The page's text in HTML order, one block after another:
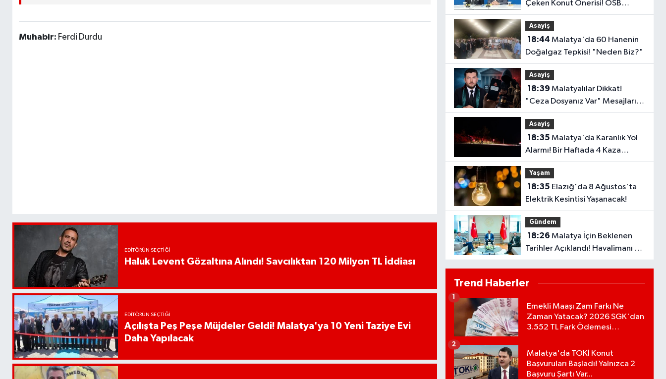
Muhabir: Ferdi Durdu
EDITÖRÜN SEÇTIĞI
Haluk Levent Gözaltına Alındı! Savcılıktan 120 Milyon TL İddiası
EDITÖRÜN SEÇTIĞI
Açılışta Peş Peşe Müjdeler Geldi! Malatya'ya 10 Yeni Taziye Evi
Daha Yapılacak
Çeken Konut Önerisi! OSB
Çalışanlarına Faizsiz Ev Çağrısı..
Asayiş
18:44
Doğalgaz Tepkisi! "Neden Biz?"
Asayiş
18:39
"Ceza Dosyanız Var" Mesajlarına
Sakın Kanmayın
Asayiş
18:35
Alarmı! Bir Haftada 4 Kaza
Yaşandı..
Yaşam
18:35
Elektrik Kesintisi Yaşanacak!
Gündem
18:26
Tarihler Açıklandı! Havalimanı ve
Çevre Yolu Açılıyor..
Trend Haberler
Emekli Maaşı Zam Farkı Ne
Zaman Yatacak? 2026 SGK'dan
3.552 TL Fark Ödemesi
1
Malatya'da TOKİ Konut
Başvuruları Başladı! Yalnızca 2
Başvuru Şartı Var...
2